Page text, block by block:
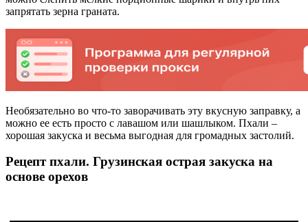
запрятать зерна граната.
Необязательно во что-то заворачивать эту вкусную заправку, а
можно ее есть просто с лавашом или шашлыком. Пхали –
хорошая закуска и весьма выгодная для громадных застолий.
Рецепт пхали. Грузинская острая закуска на
основе орехов